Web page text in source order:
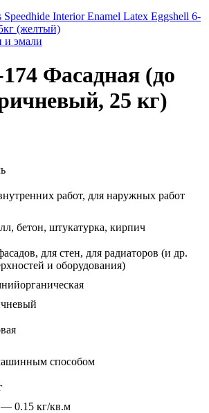
Speedhide Interior Enamel Latex Eggshell 6-
(желтый)
и эмали
Фасадная (до
25 кг)
работ, для наружных работ
бетон, штукатурка, кирпич
для стен, для радиаторов (и др.
и оборудования)
способом
— 0.15 кг/кв.м